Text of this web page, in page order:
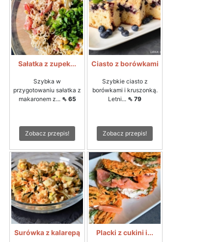
Sałatka z zupek...
Szybka w
przygotowaniu sałatka z
makaronem z... ⇖ 65
Zobacz przepis!
Ciasto z borówkami
Szybkie ciasto z
borówkami i kruszonką.
Letni... ⇖ 79
Zobacz przepis!
Surówka z kalarepą Placki z cukini i...